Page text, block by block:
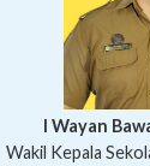
I Wayan
Wakil Kepala
I Wayan Gede
Ni Wayan